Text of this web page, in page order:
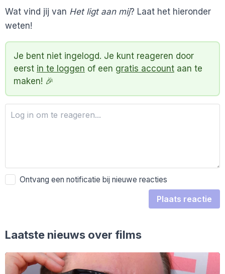
Wat vind jij van Het ligt aan mij? Laat het hieronder
weten!
Je bent niet ingelogd. Je kunt reageren door
eerst in te loggen of een gratis account aan te
maken! 🎉
Ontvang een notificatie bij nieuwe reacties
Plaats reactie
Laatste nieuws over films